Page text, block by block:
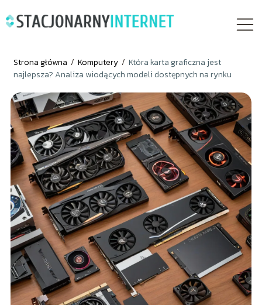
Strona główna / Komputery / Która karta graficzna jest
najlepsza? Analiza wiodących modeli dostępnych na rynku